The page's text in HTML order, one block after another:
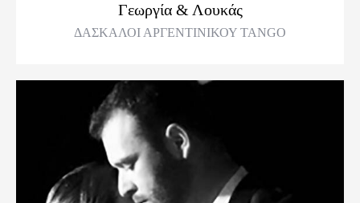
Γεωργία & Λουκάς
ΔΑΣΚΑΛΟΙ ΑΡΓΕΝΤΙΝΙΚΟΥ TANGO